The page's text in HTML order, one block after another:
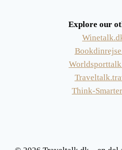
Explore our
Think-